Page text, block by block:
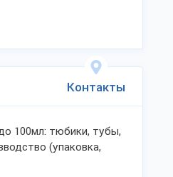
Контакты
100мл: тюбики, тубы,
(упаковка,